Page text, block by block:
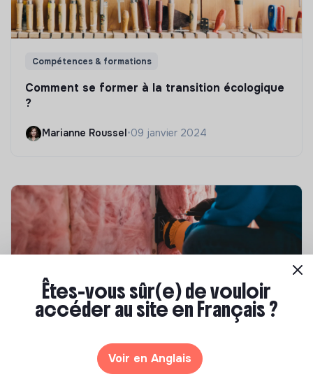
Compétences & formations
Comment se former à la transition écologique
?
Marianne Roussel •09 janvier 2024
Top 8 des formations en rénovation
énergétique des bâtiments
Êtes-vous sûr(e) de vouloir
accéder au site en Français ?
Voir en Anglais